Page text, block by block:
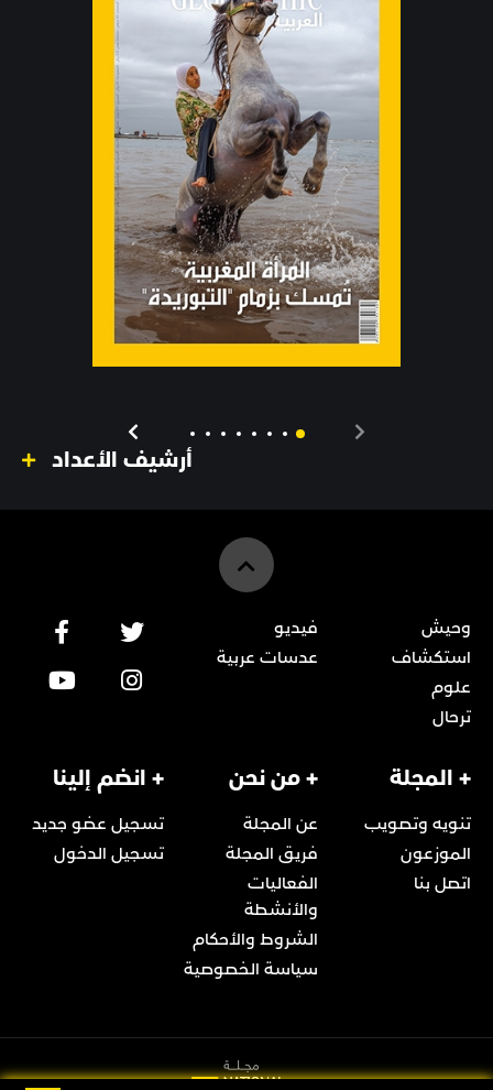
أرشيف الأعداد
وحيش
استكشاف
علوم
ترحال
فيديو
عدسات عربية
+ المجلة
تنويه وتصويب
الموزعون
اتصل بنا
+ من نحن
عن المجلة
فريق المجلة
الفعاليات
والأنشطة
الشروط والأحكام
سياسة الخصوصية
+ انضم إلينا
تسجيل عضو جديد
تسجيل الدخول